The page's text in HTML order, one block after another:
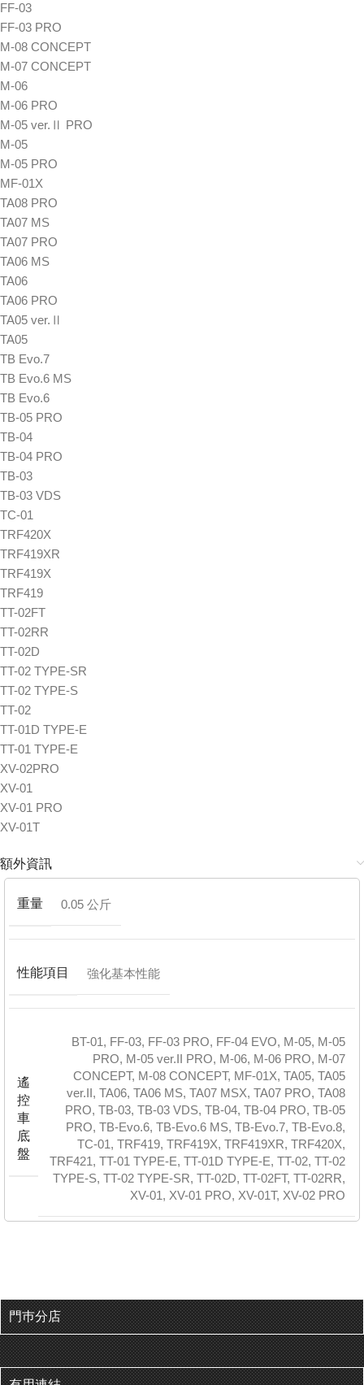
FF-03
FF-03 PRO
M-08 CONCEPT
M-07 CONCEPT
M-06
M-06 PRO
M-05 ver.Ⅱ PRO
M-05
M-05 PRO
MF-01X
TA08 PRO
TA07 MS
TA07 PRO
TA06 MS
TA06
TA06 PRO
TA05 ver.Ⅱ
TA05
TB Evo.7
TB Evo.6 MS
TB Evo.6
TB-05 PRO
TB-04
TB-04 PRO
TB-03
TB-03 VDS
TC-01
TRF420X
TRF419XR
TRF419X
TRF419
TT-02FT
TT-02RR
TT-02D
TT-02 TYPE-SR
TT-02 TYPE-S
TT-02
TT-01D TYPE-E
TT-01 TYPE-E
XV-02PRO
XV-01
XV-01 PRO
XV-01T
額外資訊
重量 0.05 公斤
性能項目 強化基本性能
遙
控
車
底
盤
BT-01, FF-03, FF-03 PRO, FF-04 EVO, M-05, M-05
PRO, M-05 ver.II PRO, M-06, M-06 PRO, M-07
CONCEPT, M-08 CONCEPT, MF-01X, TA05, TA05
ver.II, TA06, TA06 MS, TA07 MSX, TA07 PRO, TA08
PRO, TB-03, TB-03 VDS, TB-04, TB-04 PRO, TB-05
PRO, TB-Evo.6, TB-Evo.6 MS, TB-Evo.7, TB-Evo.8,
TC-01, TRF419, TRF419X, TRF419XR, TRF420X,
TRF421, TT-01 TYPE-E, TT-01D TYPE-E, TT-02, TT-02
TYPE-S, TT-02 TYPE-SR, TT-02D, TT-02FT, TT-02RR,
XV-01, XV-01 PRO, XV-01T, XV-02 PRO
門巿分店